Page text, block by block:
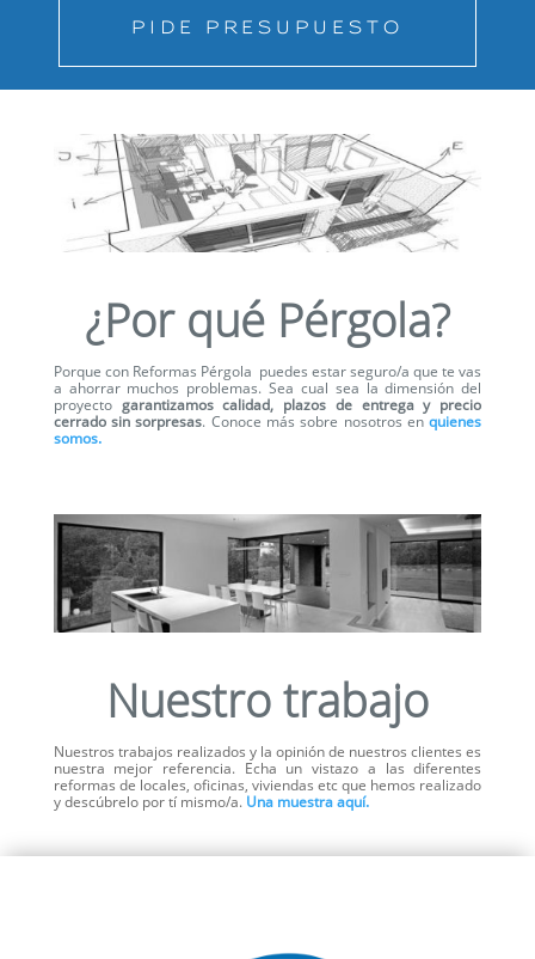
PIDE PRESUPUESTO
¿Por qué Pérgola?
Porque con Reformas Pérgola puedes estar seguro/a que te vas
a ahorrar muchos problemas. Sea cual sea la dimensión del
proyecto garantizamos calidad, plazos de entrega y precio
cerrado sin sorpresas. Conoce más sobre nosotros enquienes
somos.
Nuestro trabajo
Nuestros trabajos realizados y la opinión de nuestros clientes es
nuestra mejor referencia. Echa un vistazo a las diferentes
reformas de locales, oficinas, viviendas etc que hemos realizado
y descúbrelo por tí mismo/a. Una muestra aquí.